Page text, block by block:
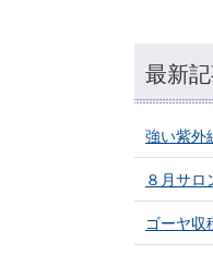
最新
強い紫外
８月サロ
ゴーヤ収